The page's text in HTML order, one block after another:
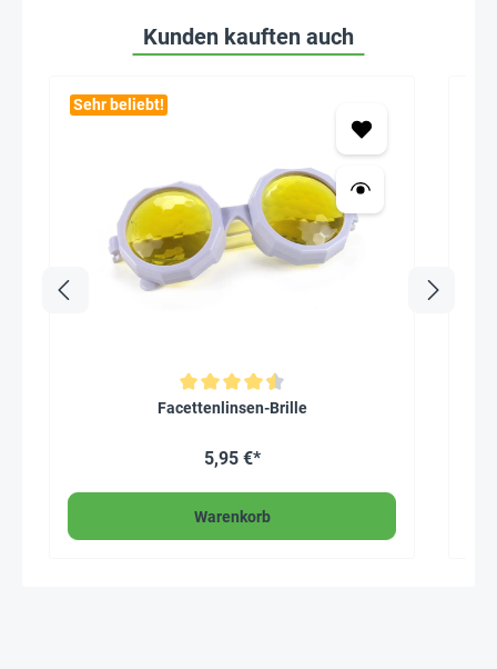
Kunden kauften auch
Sehr beliebt!
Durchschnittliche Bewertung von 4.5 von 5 Sternen
Facettenlinsen-Brille
5,95 €*
Warenkorb